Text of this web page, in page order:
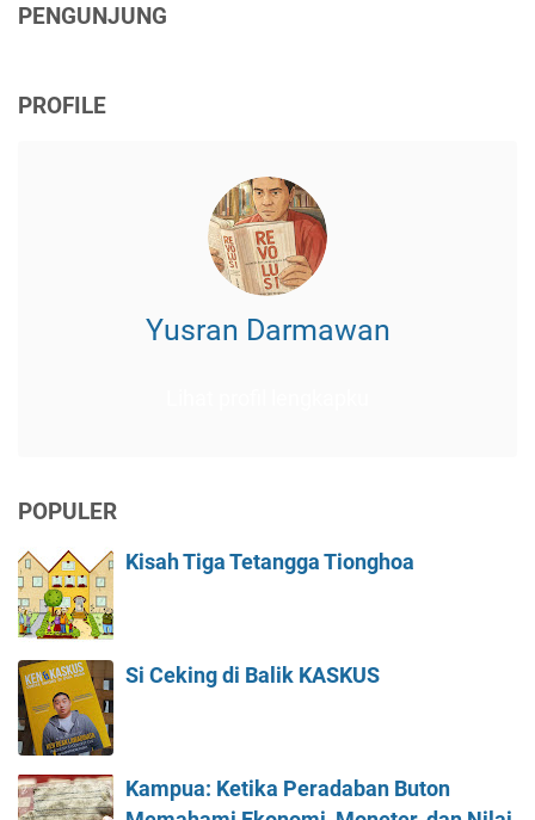
PENGUNJUNG
PROFILE
Yusran Darmawan
POPULER
Kisah Tiga Tetangga Tionghoa
Si Ceking di Balik KASKUS
Kampua: Ketika Peradaban Buton